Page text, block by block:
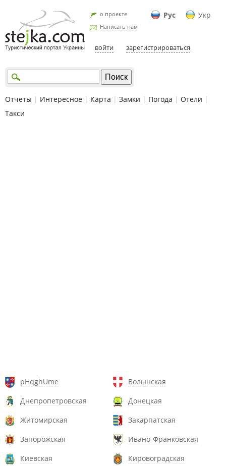
Рус Укр
о проекте
Написать нам
войти зарегистрироваться
Отчеты | Интересное | Карта | Замки | Погода | Отели |
Такси
pHqghUme
Волынская
Днепропетровская
Донецкая
Житомирская
Закарпатская
Запорожская
Ивано-Франковская
Киевская
Кировоградская